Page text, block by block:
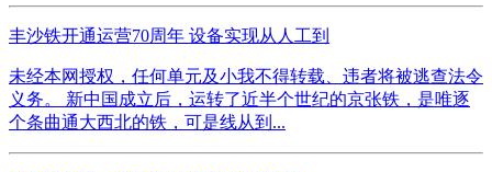
丰沙铁开通运营70周年 设备实现从人工到
未经本网授权，任何单元及小我不得转载、违者将被逃查法令
义务。 新中国成立后，运转了近半个世纪的京张铁，是唯逐
个条曲通大西北的铁，可是线从到...